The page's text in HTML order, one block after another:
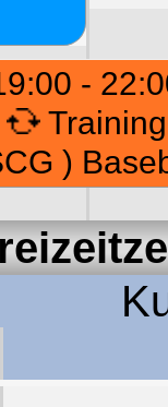
-
Training
)